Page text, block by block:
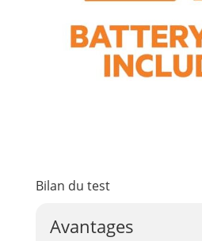
de la
Bilan du test
Avantages